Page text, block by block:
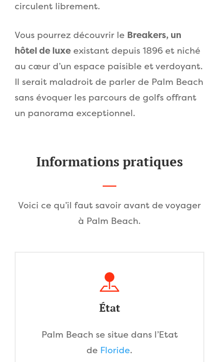
circulent librement.
Vous pourrez découvrir le Breakers, un
hôtel de luxe existant depuis 1896 et niché
au cœur d’un espace paisible et verdoyant.
Il serait maladroit de parler de Palm Beach
sans évoquer les parcours de golfs offrant
un panorama exceptionnel.
Informations pratiques
Voici ce qu’il faut savoir avant de voyager
à Palm Beach.
État
Palm Beach se situe dans l’Etat
de Floride.